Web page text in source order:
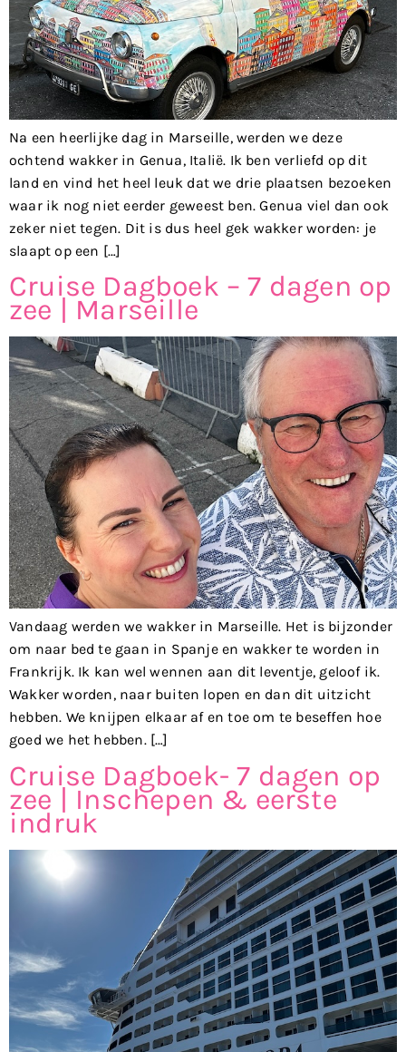
Na een heerlijke dag in Marseille, werden we deze
ochtend wakker in Genua, Italië. Ik ben verliefd op dit
land en vind het heel leuk dat we drie plaatsen bezoeken
waar ik nog niet eerder geweest ben. Genua viel dan ook
zeker niet tegen. Dit is dus heel gek wakker worden: je
slaapt op een […]
Cruise Dagboek – 7 dagen op
zee | Marseille
Vandaag werden we wakker in Marseille. Het is bijzonder
om naar bed te gaan in Spanje en wakker te worden in
Frankrijk. Ik kan wel wennen aan dit leventje, geloof ik.
Wakker worden, naar buiten lopen en dan dit uitzicht
hebben. We knijpen elkaar af en toe om te beseffen hoe
goed we het hebben. […]
Cruise Dagboek- 7 dagen op
zee | Inschepen & eerste
indruk